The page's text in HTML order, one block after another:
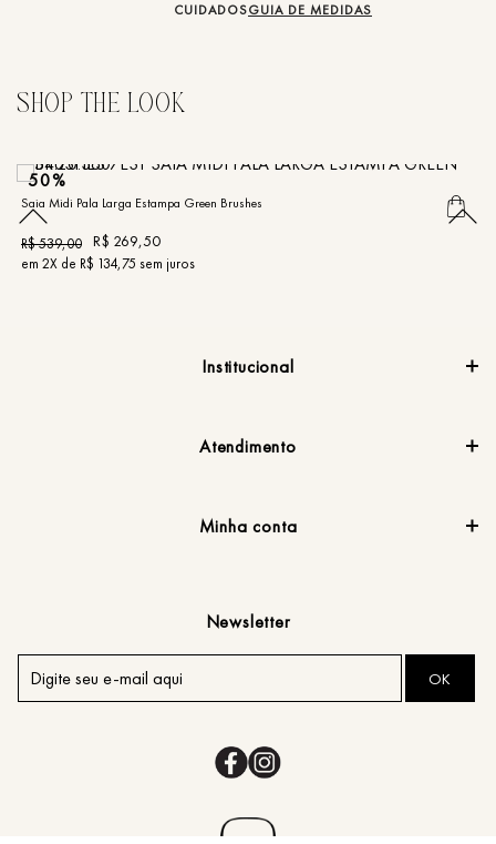
CUIDADOSGUIA DE MEDIDAS
50%
Saia Midi Pala Larga Estampa Green Brushes
R$539,00 R$ 269,50
em 2X de R$ 134,75 sem juros
Institucional
Atendimento
Minha conta
Newsletter
OK